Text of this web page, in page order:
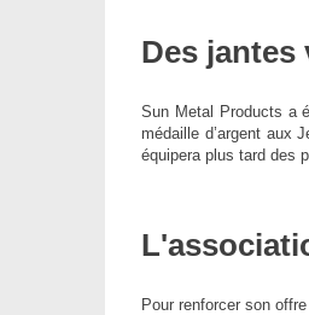
Des
Sun Metal Products a
médaille d’argent aux
équipera plus tard des
Pour renforcer son